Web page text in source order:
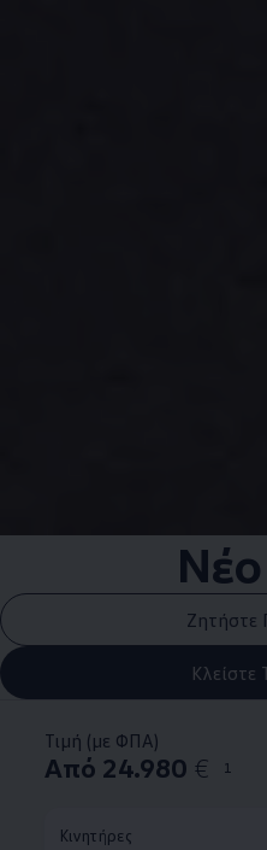
Ζητήστε
Κλείστε
Τιμή (με ΦΠΑ)
Από 24.980 € 1
Κινητήρες